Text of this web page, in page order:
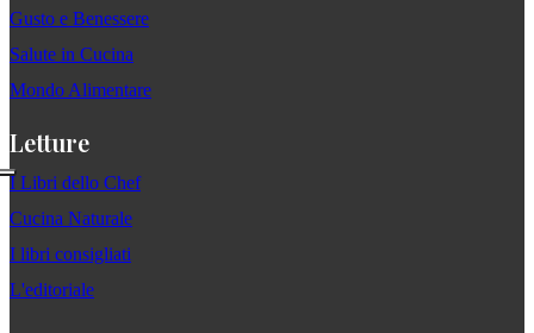
Gusto e Benessere
Salute in Cucina
Mondo Alimentare
Letture
I Libri dello Chef
Cucina Naturale
I libri consigliati
L'editoriale